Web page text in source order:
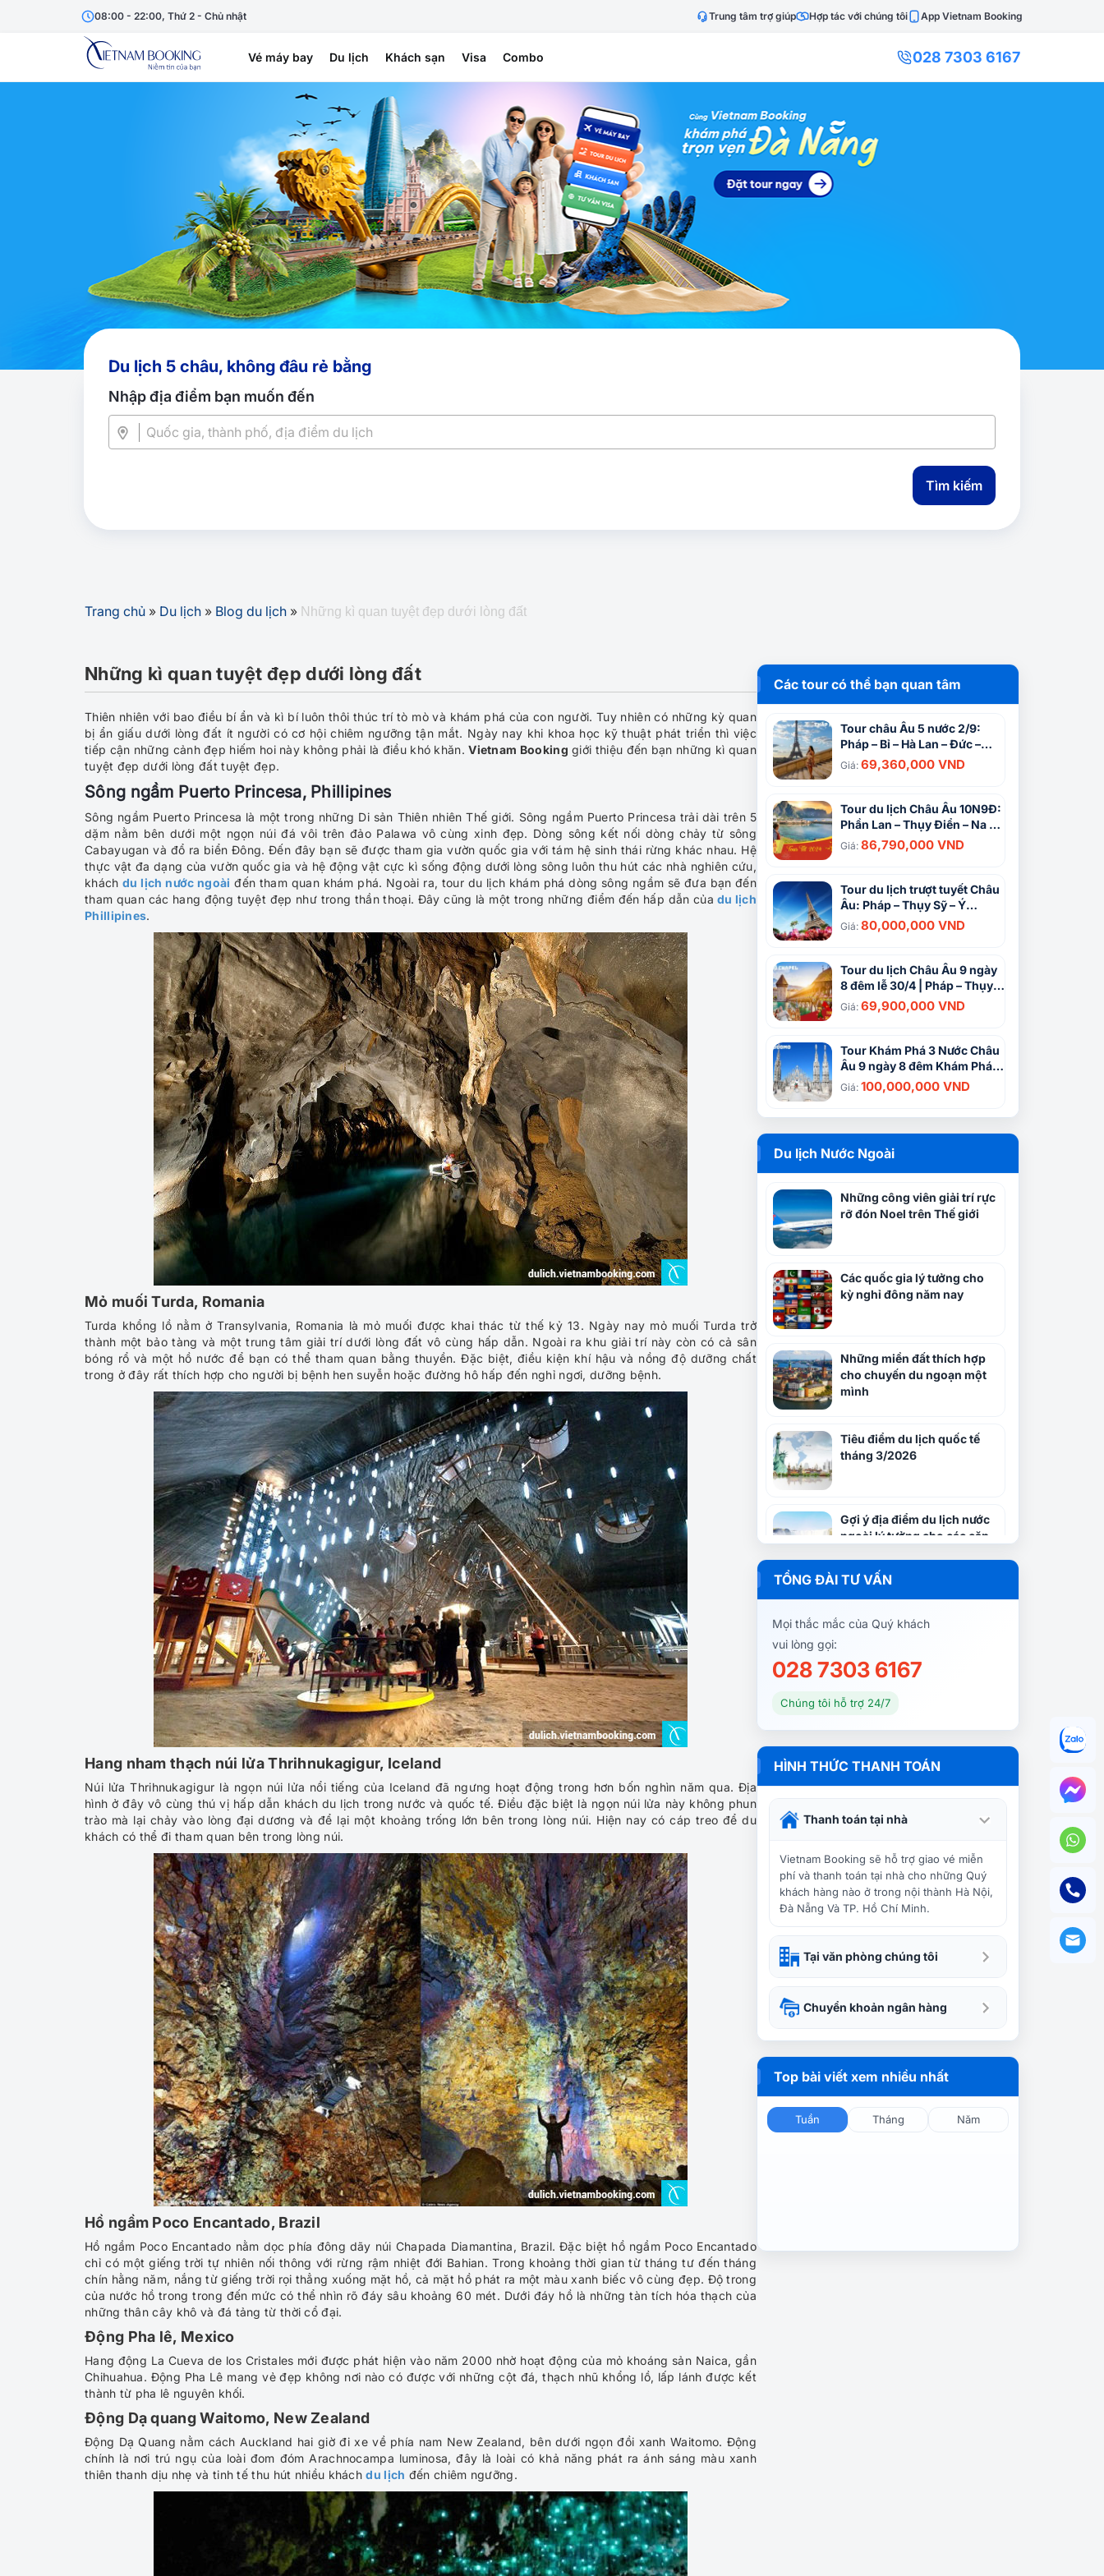
08:00 - 22:00, Thứ 2 - Chủ nhật Trung tâm trợ giúp Hợp tác với chúng tôi App Vietnam Booking
Vé máy bay Du lịch Khách sạn Visa Combo 028 7303 6167
Du lịch 5 châu, không đâu rẻ bằng
Nhập địa điểm bạn muốn đến
Tìm kiếm
Trang chủ » Du lịch » Blog du lịch » Những kì quan tuyệt đẹp dưới lòng đất
Những kì quan tuyệt đẹp dưới lòng đất
Thiên nhiên với bao điều bí ẩn và kì bí luôn thôi thúc trí tò mò và khám phá của con người. Tuy nhiên có những kỳ quan
bị ẩn giấu dưới lòng đất ít người có cơ hội chiêm ngưỡng tận mắt. Ngày nay khi khoa học kỹ thuật phát triển thì việc
tiếp cận những cảnh đẹp hiếm hoi này không phải là điều khó khăn.Vietnam Booking giới thiệu đến bạn những kì quan
tuyệt đẹp dưới lòng đất tuyệt đẹp.
Sông ngầm Puerto Princesa, Phillipines
Sông ngầm Puerto Princesa là một trong những Di sản Thiên nhiên Thế giới. Sông ngầm Puerto Princesa trải dài trên 5
dặm nằm bên dưới một ngọn núi đá vôi trên đảo Palawa vô cùng xinh đẹp. Dòng sông kết nối dòng chảy từ sông
Cabayugan và đổ ra biển Đông. Đến đây bạn sẽ được tham gia vườn quốc gia với tám hệ sinh thái rừng khác nhau. Hệ
thực vật đa dạng của vườn quốc gia và hệ động vật cực kì sống động dưới lòng sông luôn thu hút các nhà nghiên cứu,
kháchdu lịch nước ngoài đến tham quan khám phá. Ngoài ra, tour du lịch khám phá dòng sông ngầm sẽ đưa bạn đến
tham quan các hang động tuyệt đẹp như trong thần thoại. Đây cũng là một trong những điểm đến hấp dẫn của du lịch
Phillipines.
Mỏ muối Turda, Romania
Turda khổng lồ nằm ở Transylvania, Romania là mỏ muối được khai thác từ thế kỷ 13. Ngày nay mỏ muối Turda trở
thành một bảo tàng và một trung tâm giải trí dưới lòng đất vô cùng hấp dẫn. Ngoài ra khu giải trí này còn có cả sân
bóng rổ và một hồ nước để bạn có thể tham quan bằng thuyền. Đặc biệt, điều kiện khí hậu và nồng độ dưỡng chất
trong ở đây rất thích hợp cho người bị bệnh hen suyễn hoặc đường hô hấp đến nghỉ ngơi, dưỡng bệnh.
Hang nham thạch núi lửa Thrihnukagigur, Iceland
Núi lửa Thrihnukagigur là ngọn núi lửa nổi tiếng của Iceland đã ngưng hoạt động trong hơn bốn nghìn năm qua. Địa
hình ở đây vô cùng thú vị hấp dẫn khách du lịch trong nước và quốc tế. Điều đặc biệt là ngọn núi lửa này không phun
trào mà lại chảy vào lòng đại dương và để lại một khoảng trống lớn bên trong lòng núi. Hiện nay có cáp treo để du
khách có thể đi tham quan bên trong lòng núi.
Hồ ngầm Poco Encantado, Brazil
Hồ ngầm Poco Encantado nằm dọc phía đông dãy núi Chapada Diamantina, Brazil. Đặc biệt hồ ngầm Poco Encantado
chỉ có một giếng trời tự nhiên nối thông với rừng rậm nhiệt đới Bahian. Trong khoảng thời gian từ tháng tư đến tháng
chín hằng năm, nắng từ giếng trời rọi thẳng xuống mặt hồ, cả mặt hồ phát ra một màu xanh biếc vô cùng đẹp. Độ trong
của nước hồ trong trong đến mức có thể nhìn rõ đáy sâu khoảng 60 mét. Dưới đáy hồ là những tàn tích hóa thạch của
những thân cây khô và đá tảng từ thời cổ đại.
Động Pha lê, Mexico
Hang động La Cueva de los Cristales mới được phát hiện vào năm 2000 nhờ hoạt động của mỏ khoáng sản Naica, gần
Chihuahua. Động Pha Lê mang vẻ đẹp không nơi nào có được với những cột đá, thạch nhũ khổng lồ, lấp lánh được kết
thành từ pha lê nguyên khối.
Động Dạ quang Waitomo, New Zealand
Động Dạ Quang nằm cách Auckland hai giờ đi xe về phía nam New Zealand, bên dưới ngọn đồi xanh Waitomo. Động
chính là nơi trú ngụ của loài đom đóm Arachnocampa luminosa, đây là loài có khả năng phát ra ánh sáng màu xanh
thiên thanh dịu nhẹ và tinh tế thu hút nhiều kháchdu lịch đến chiêm ngưỡng.
Các tour có thể bạn quan tâm
Tour châu Âu 5 nước 2/9:
Pháp – Bỉ – Hà Lan – Đức –
Luxembourg 9N8Đ
Giá: 69,360,000 VND
Tour du lịch Châu Âu 10N9Đ:
Phần Lan – Thụy Điển – Na Uy
– Đan Mạch
Giá: 86,790,000 VND
Tour du lịch trượt tuyết Châu
Âu: Pháp – Thụy Sỹ – Ý
13N12Đ (Theo yêu cầu)
Giá: 80,000,000 VND
Tour du lịch Châu Âu 9 ngày
8 đêm lễ 30/4 | Pháp – Thụy
Sĩ – Ý – Vatican | KS 3* 4*
Giá: 69,900,000 VND
Tour Khám Phá 3 Nước Châu
Âu 9 ngày 8 đêm Khám Phá
Pháp, Thụy Sĩ, Italia
Giá: 100,000,000 VND
Du lịch Nước Ngoài
Những công viên giải trí rực
rỡ đón Noel trên Thế giới
Các quốc gia lý tưởng cho
kỳ nghỉ đông năm nay
Những miền đất thích hợp
cho chuyến du ngoạn một
mình
Tiêu điểm du lịch quốc tế
tháng 3/2026
Gợi ý địa điểm du lịch nước
ngoài lý tưởng cho các cặp
Du lịch Bahrain, khám phá
hòn ngọc quý giữa vịnh Ba
Tư
Trải nghiệm du lịch lễ 30/04
– 01/05 tại Buenos Aires
Khám phá những cung
nhất thế giới 2026
làng cổ đẹp nhất thế giới
Những lý do bạn nên du lịch
Mông Cổ trong năm 2026
Những hòn đảo thiên đường
nước ngoài bạn nên đến
trong đời
TỔNG ĐÀI TƯ VẤN
Mọi thắc mắc của Quý khách
vui lòng gọi:
028 7303 6167
Chúng tôi hỗ trợ 24/7
HÌNH THỨC THANH TOÁN
Thanh toán tại nhà
Vietnam Booking sẽ hỗ trợ giao vé miễn
phí và thanh toán tại nhà cho những Quý
khách hàng nào ở trong nội thành Hà Nội,
Đà Nẵng Và TP. Hồ Chí Minh.
Tại văn phòng chúng tôi
Chuyển khoản ngân hàng
Top bài viết xem nhiều nhất
Tuần Tháng Năm